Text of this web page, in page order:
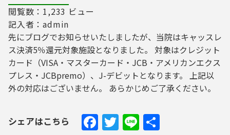
閲覧数：1,233 ビュー
記入者：admin
先にブログでお知らせいたしましたが、当院はキャッスレ
ス決済5％還元対象施設となりました。 対象はクレジット
カード（VISA・マスターカード・JCB・アメリカンエクス
プレス・JCBpremo）、J-デビットとなります。 上記以
外の対応はございません。 あらかじめご了承ください。
シェアはこちら Facebook
Twitter
Line